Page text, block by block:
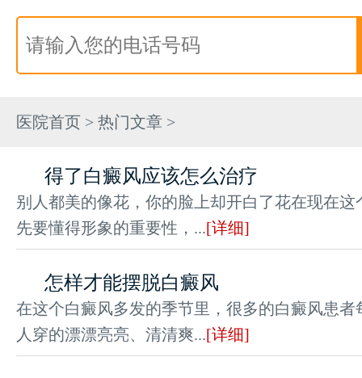
医院首页 > 热门文章 >
得了白癜风应该怎么治疗
别人都美的像花，你的脸上却开白了花在现在
先要懂得形象的重要性，...[详细]
怎样才能摆脱白癜风
在这个白癜风多发的季节里，很多的白癜风患者
人穿的漂漂亮亮、清清爽...[详细]